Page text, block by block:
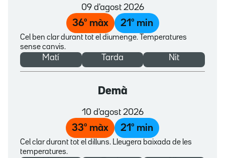
09 d'agost 2026
36º màx 21º min
Cel ben clar durant tot el diumenge. Temperatures
sense canvis.
Matí Tarda Nit
Demà
10 d'agost 2026
33º màx 21º min
Cel clar durant tot el dilluns. Lleugera baixada de les
temperatures.